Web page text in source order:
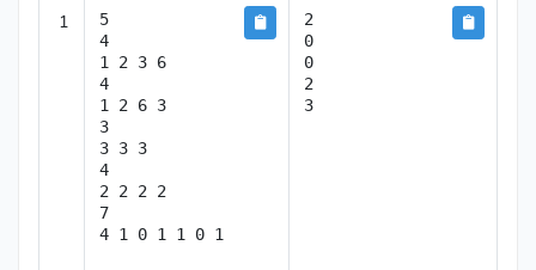
1
5
4
1 2 3 6
4
1 2 6 3
3
3 3 3
4
2 2 2 2
7
4 1 0 1 1 0 1
2
0
0
2